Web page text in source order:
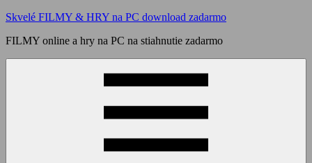
Skip
content
Skvelé FILMY & HRY na PC download zadarmo
FILMY online a hry na PC na stiahnutie zadarmo